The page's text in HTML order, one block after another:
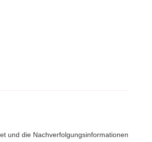
und die Nachverfolgungsinformationen